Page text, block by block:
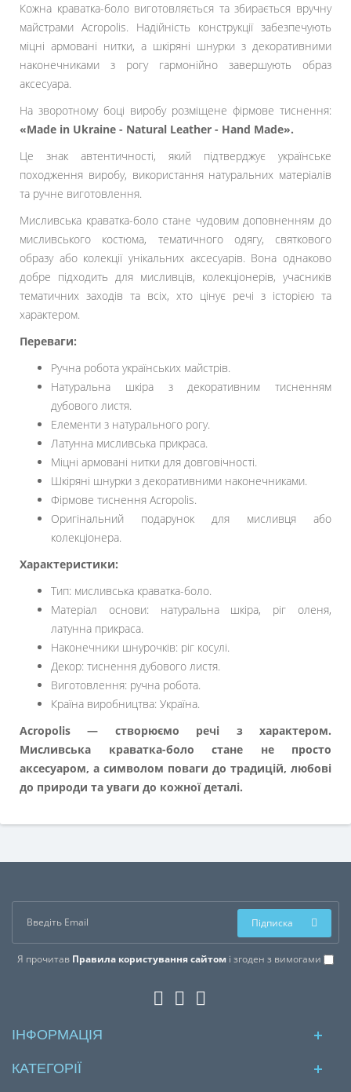
Кожна краватка-боло виготовляється та збирається вручну
майстрами Acropolis. Надійність конструкції забезпечують
міцні армовані нитки, а шкіряні шнурки з декоративними
наконечниками з рогу гармонійно завершують образ
аксесуара.
На зворотному боці виробу розміщене фірмове тиснення:
«Made in Ukraine - Natural Leather - Hand Made».
Це знак автентичності, який підтверджує українське
походження виробу, використання натуральних матеріалів
та ручне виготовлення.
Мисливська краватка-боло стане чудовим доповненням до
мисливського костюма, тематичного одягу, святкового
образу або колекції унікальних аксесуарів. Вона однаково
добре підходить для мисливців, колекціонерів, учасників
тематичних заходів та всіх, хто цінує речі з історією та
характером.
Переваги:
Ручна робота українських майстрів.
Натуральна шкіра з декоративним тисненням
дубового листя.
Елементи з натурального рогу.
Латунна мисливська прикраса.
Міцні армовані нитки для довговічності.
Шкіряні шнурки з декоративними наконечниками.
Фірмове тиснення Acropolis.
Оригінальний подарунок для мисливця або
колекціонера.
Характеристики:
Тип: мисливська краватка-боло.
Матеріал основи: натуральна шкіра, ріг оленя,
латунна прикраса.
Наконечники шнурочків: ріг косулі.
Декор: тиснення дубового листя.
Виготовлення: ручна робота.
Країна виробництва: Україна.
Acropolis — створюємо речі з характером.
Мисливська краватка-боло стане не просто
аксесуаром, а символом поваги до традицій, любові
до природи та уваги до кожної деталі.
Я прочитав Правила користування сайтом і згоден з вимогами
Підписка
ІНФОРМАЦІЯ
КАТЕГОРІЇ